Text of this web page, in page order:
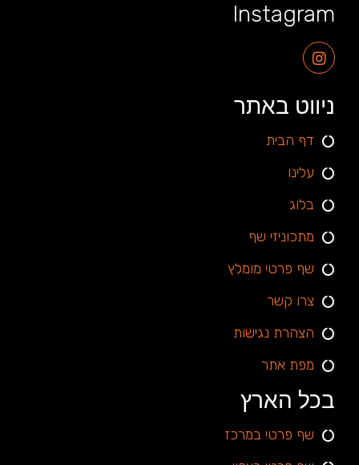
Instagram
ניווט באתר
דף הבית
עלינו
בלוג
מתכוניזי שף
שף פרטי מומלץ
צרו קשר
הצהרת נגישות
מפת אתר
בכל הארץ
שף פרטי במרכז